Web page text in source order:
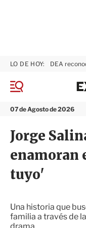
M
n
07 de Agosto de 2026
LO DE HOY: DEA
Jorge
enamoran
tuyo'
Una historia que
familia a través de